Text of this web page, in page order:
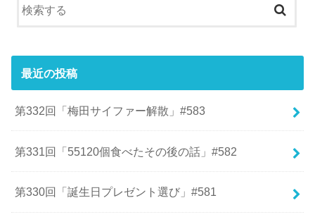
最近の投稿
第332回「梅田サイファー解散」#583
第331回「55120個食べたその後の話」#582
第330回「誕生日プレゼント選び」#581